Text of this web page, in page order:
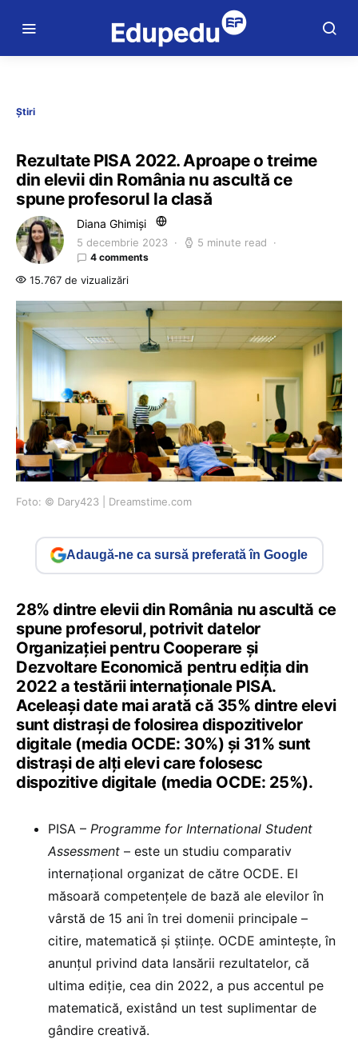
Știri
Rezultate PISA 2022. Aproape o treime
din elevii din România nu ascultă ce
spune profesorul la clasă
Diana Ghimiși
5 decembrie 2023 5 minute read
4 comments
15.767 de vizualizări
Foto: © Dary423 | Dreamstime.com
Adaugă-ne ca sursă preferată în Google
28% dintre elevii din România nu ascultă ce
spune profesorul, potrivit datelor
Organizației pentru Cooperare și
Dezvoltare Economică pentru ediția din
2022 a testării internaționale PISA.
Aceleași date mai arată că 35% dintre elevi
sunt distrași de folosirea dispozitivelor
digitale (media OCDE: 30%) și 31% sunt
distrași de alți elevi care folosesc
dispozitive digitale (media OCDE: 25%).
PISA – Programme for International Student
Assessment – este un studiu comparativ
internațional organizat de către OCDE. El
măsoară competențele de bază ale elevilor în
vârstă de 15 ani în trei domenii principale –
citire, matematică și științe. OCDE amintește, în
anunțul privind data lansării rezultatelor, că
ultima ediție, cea din 2022, a pus accentul pe
matematică, existând un test suplimentar de
gândire creativă.